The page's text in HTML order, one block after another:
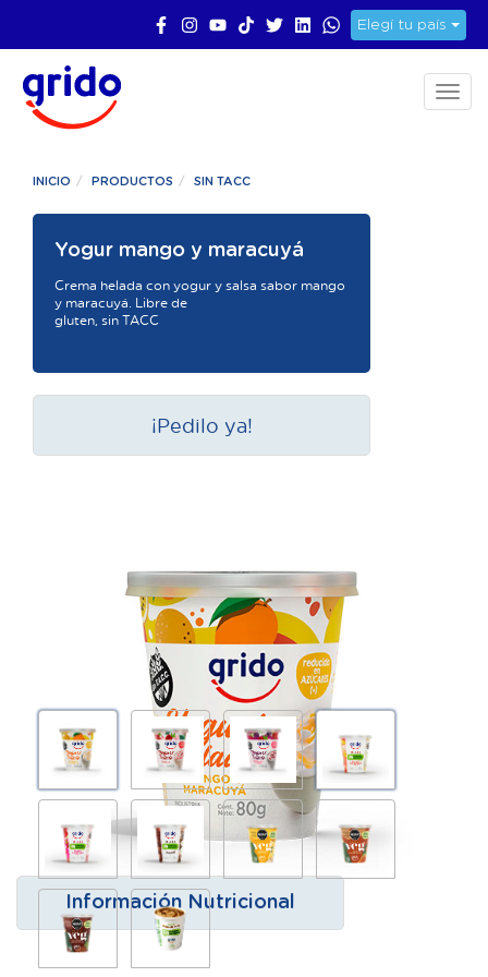
Elegí tu país
INICIO PRODUCTOS SIN TACC
Yogur mango y maracuyá
Crema helada con yogur y salsa sabor mango
y maracuyá. Libre de
gluten, sin TACC
¡Pedilo ya!
Información Nutricional